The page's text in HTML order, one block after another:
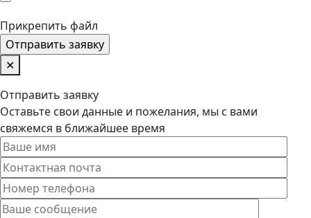
Прикрепить файл
✕
Отправить заявку
Оставьте свои данные и пожелания, мы с вами
свяжемся в ближайшее время